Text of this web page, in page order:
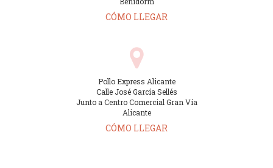
CÓMO LLEGAR
Pollo Express Alicante
Calle José García Sellés
Junto a Centro Comercial Gran Vía
Alicante
CÓMO LLEGAR